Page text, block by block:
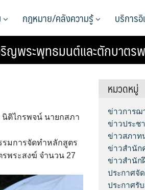
กฎหมาย/คลังความรู้ บริการ
ญพระพุทธมนต์และตักบาตร
นิติไกรพจน์ นายกสภา
มการจัดทำหลักสูตร
พระสงฆ์ จำนวน 27
หมวดหมู่
ข่าวการฌ
ข่าวประช
ข่าวสภาท
ข่าวสำนัก
ข่าวสำนัก
ประกาศจั
ประกาศรั